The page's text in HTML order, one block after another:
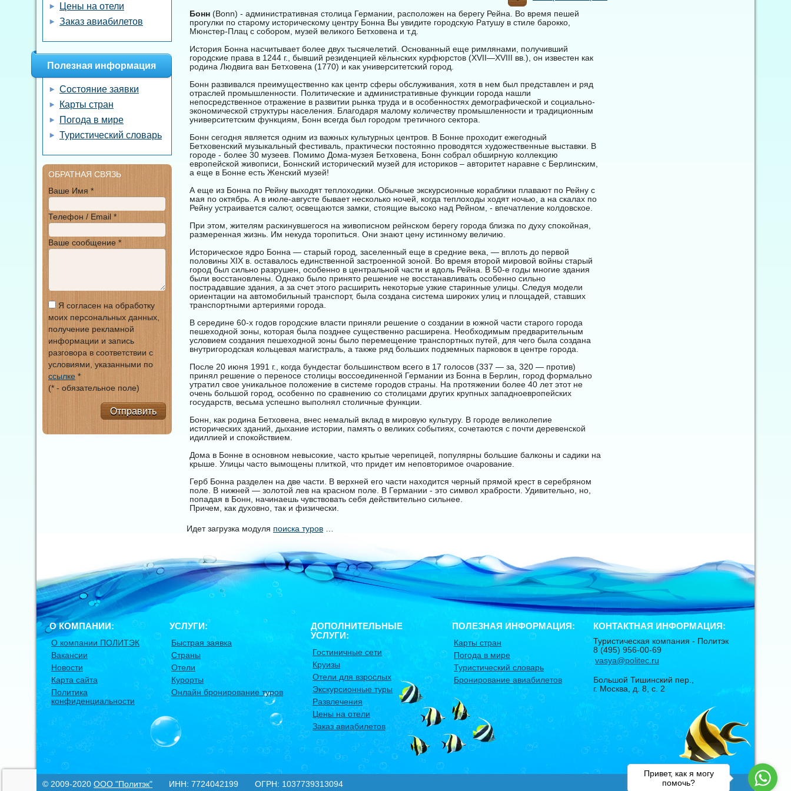
Бонн (Bonn) - административная столица Германии, расположен на берегу Рейна. Во время пешей
прогулки по старому историческому центру Бонна Вы увидите городскую Ратушу в стиле барокко,
Мюнстер-Плац с собором, музей великого Бетховена и т.д.
История Бонна насчитывает более двух тысячелетий. Основанный еще римлянами, получивший
городские права в 1244 г., бывший резиденцией кёльнских курфюрстов (XVII—XVIII вв.), он известен как
родина Людвига ван Бетховена (1770) и как университетский город.
Бонн развивался преимущественно как центр сферы обслуживания, хотя в нем был представлен и ряд
отраслей промышленности. Политические и административные функции города нашли
непосредственное отражение в развитии рынка труда и в особенностях демографической и социально-
экономической структуры населения. Благодаря малому количеству промышленности и традиционным
университетским функциям, Бонн всегда был городом третичного сектора.
Бонн сегодня является одним из важных культурных центров. В Бонне проходит ежегодный
Бетховенский музыкальный фестиваль, практически постоянно проводятся художественные выставки. В
городе - более 30 музеев. Помимо Дома-музея Бетховена, Бонн собрал обширную коллекцию
европейской живописи, Боннский исторический музей для историков – авторитет наравне с Берлинским,
а еще в Бонне есть Женский музей!
А еще из Бонна по Рейну выходят теплоходики. Обычные экскурсионные кораблики плавают по Рейну с
мая по октябрь. А в июле-августе бывает несколько ночей, когда теплоходы ходят ночью, а на скалах по
Рейну устраивается салют, освещаются замки, стоящие высоко над Рейном, - впечатление колдовское.
При этом, жителям раскинувшегося на живописном рейнском берегу города близка по духу спокойная,
размеренная жизнь. Им некуда торопиться. Они знают цену истинному величию.
Историческое ядро Бонна — старый город, заселенный еще в средние века, — вплоть до первой
половины XIX в. оставалось единственной застроенной зоной. Во время второй мировой войны старый
город был сильно разрушен, особенно в центральной части и вдоль Рейна. В 50-е годы многие здания
были восстановлены. Однако было принято решение не восстанавливать особенно сильно
пострадавшие здания, а за счет этого расширить некоторые узкие старинные улицы. Следуя модели
ориентации на автомобильный транспорт, была создана система широких улиц и площадей, ставших
транспортными артериями города.
В середине 60-х годов городские власти приняли решение о создании в южной части старого города
пешеходной зоны, которая была позднее существенно расширена. Необходимым предварительным
условием создания пешеходной зоны было перемещение транспортных путей, для чего была создана
внутригородская кольцевая магистраль, а также ряд больших подземных парковок в центре города.
После 20 июня 1991 г., когда бундестаг большинством всего в 17 голосов (337 — за, 320 — против)
принял решение о переносе столицы воссоединенной Германии из Бонна в Берлин, город формально
утратил свое уникальное положение в системе городов страны. На протяжении более 40 лет этот не
очень большой город, особенно по сравнению со столицами других крупных западноевропейских
государств, весьма успешно выполнял столичные функции.
Бонн, как родина Бетховена, внес немалый вклад в мировую культуру. В городе великолепие
исторических зданий, дыхание истории, память о великих событиях, сочетаются с почти деревенской
идиллией и спокойствием.
Дома в Бонне в основном невысокие, часто крытые черепицей, популярны большие балконы и садики на
крыше. Улицы часто вымощены плиткой, что придет им неповторимое очарование.
Герб Бонна разделен на две части. В верхней его части находится черный прямой крест в серебряном
поле. В нижней — золотой лев на красном поле. В Германии - это символ храбрости. Удивительно, но,
попадая в Бонн, начинаешь чувствовать себя действительно сильнее.
Причем, как духовно, так и физически.
Цены на отели
Заказ авиабилетов
Полезная информация
Состояние заявки
Карты стран
Погода в мире
Туристический словарь
ОБРАТНАЯ СВЯЗЬ
Ваше Имя *
Телефон / Email *
Ваше сообщение *
Я согласен на обработку
моих персональных данных,
получение рекламной
информации и запись
разговора в соответствии с
условиями, указанными по
ссылке *
(* - обязательное поле)
Отправить
Идет загрузка модуля поиска туров
О КОМПАНИИ:
О компании ПОЛИТЭК
Вакансии
Новости
Карта сайта
Политика
конфиденциальности
УСЛУГИ:
Быстрая заявка
Страны
Отели
Курорты
Онлайн бронирование туров
ДОПОЛНИТЕЛЬНЫЕ
УСЛУГИ:
Гостиничные сети
Круизы
Отели для взрослых
Экскурсионные туры
Развлечения
Цены на отели
Заказ авиабилетов
ПОЛЕЗНАЯ ИНФОРМАЦИЯ:
Карты стран
Погода в мире
Туристический словарь
Бронирование авиабилетов
КОНТАКТНАЯ ИНФОРМАЦИЯ:
Туристическая компания - Политэк
8 (495) 956-00-69
vasya@politec.ru
Большой Тишинский пер.,
г. Москва
д. 8, с. 2
© 2009-2020 ООО "Политэк" ИНН: 7724042199 ОГРН: 1037739313094
Привет, как я могу
помочь?